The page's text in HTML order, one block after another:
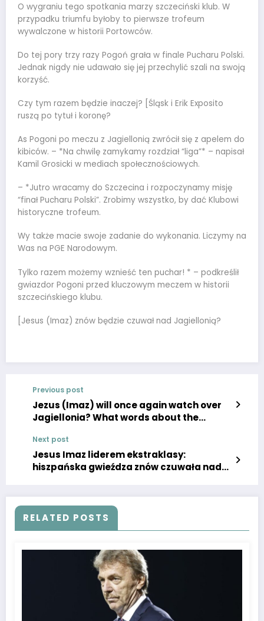
O wygraniu tego spotkania marzy szczeciński klub. W
przypadku triumfu byłoby to pierwsze trofeum
wywalczone w historii Portowców.
Do tej pory trzy razy Pogoń grała w finale Pucharu Polski.
Jednak nigdy nie udawało się jej przechylić szali na swoją
korzyść.
Czy tym razem będzie inaczej? [Śląsk i Erik Exposito
ruszą po tytuł i koronę?
As Pogoni po meczu z Jagiellonią zwrócił się z apelem do
kibiców. – *Na chwilę zamykamy rozdział “liga”* – napisał
Kamil Grosicki w mediach społecznościowych.
– *Jutro wracamy do Szczecina i rozpoczynamy misję
“finał Pucharu Polski”. Zrobimy wszystko, by dać Klubowi
historyczne trofeum.
Wy także macie swoje zadanie do wykonania. Liczymy na
Was na PGE Narodowym.
Tylko razem możemy wznieść ten puchar! * – podkreślił
gwiazdor Pogoni przed kluczowym meczem w historii
szczecińskiego klubu.
[Jesus (Imaz) znów będzie czuwał nad Jagiellonią?
Previous post
Jezus (Imaz) will once again watch over
Jagiellonia? What words about the
Next post
Jesus Imaz liderem ekstraklasy:
hiszpańska gwieźdza znów czuwała nad
RELATED POSTS